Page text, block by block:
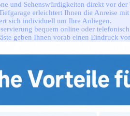
und Sehenswürdigkeiten direkt vor der
erleichtert Ihnen die Anreise
sich individuell um Ihre Anliegen.
bequem online oder
geben Ihnen vorab einen Eindruck